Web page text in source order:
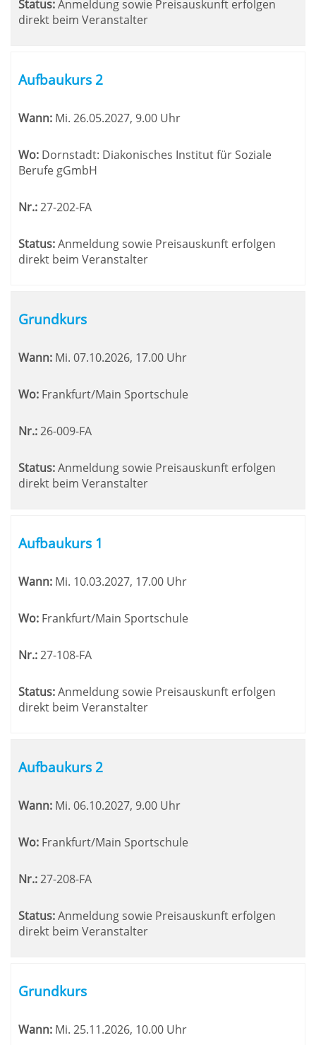
Status:Anmeldung sowie Preisauskunft erfolgen
direkt beim Veranstalter
Aufbaukurs 2
Wann: Mi. 26.05.2027, 9.00 Uhr
Wo: Dornstadt: Diakonisches Institut für Soziale
Berufe gGmbH
Nr.:27-202-FA
Status:Anmeldung sowie Preisauskunft erfolgen
direkt beim Veranstalter
Grundkurs
Wann: Mi. 07.10.2026, 17.00 Uhr
Wo: Frankfurt/Main Sportschule
Nr.:26-009-FA
Status:Anmeldung sowie Preisauskunft erfolgen
direkt beim Veranstalter
Aufbaukurs 1
Wann: Mi. 10.03.2027, 17.00 Uhr
Wo: Frankfurt/Main Sportschule
Nr.:27-108-FA
Status:Anmeldung sowie Preisauskunft erfolgen
direkt beim Veranstalter
Aufbaukurs 2
Wann: Mi. 06.10.2027, 9.00 Uhr
Wo: Frankfurt/Main Sportschule
Nr.:27-208-FA
Status:Anmeldung sowie Preisauskunft erfolgen
direkt beim Veranstalter
Grundkurs
Wann: Mi. 25.11.2026, 10.00 Uhr